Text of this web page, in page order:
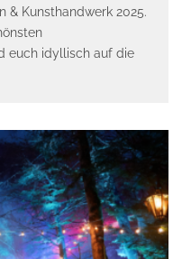
& Kunsthandwerk 2025.
euch idyllisch auf die